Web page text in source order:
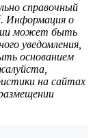
справочный
Информация о
может быть
уведомления,
основанием
на сайтах